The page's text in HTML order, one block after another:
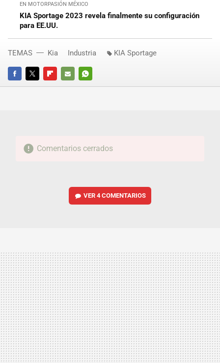
EN MOTORPASIÓN MÉXICO
KIA Sportage 2023 revela finalmente su configuración
para EE.UU.
FACEBOOKTWITTERFLIPBOARD
E-
WHATSAPP
TEMAS Kia Industria KIA Sportage
Comentarios cerrados
VER4 COMENTARIOS